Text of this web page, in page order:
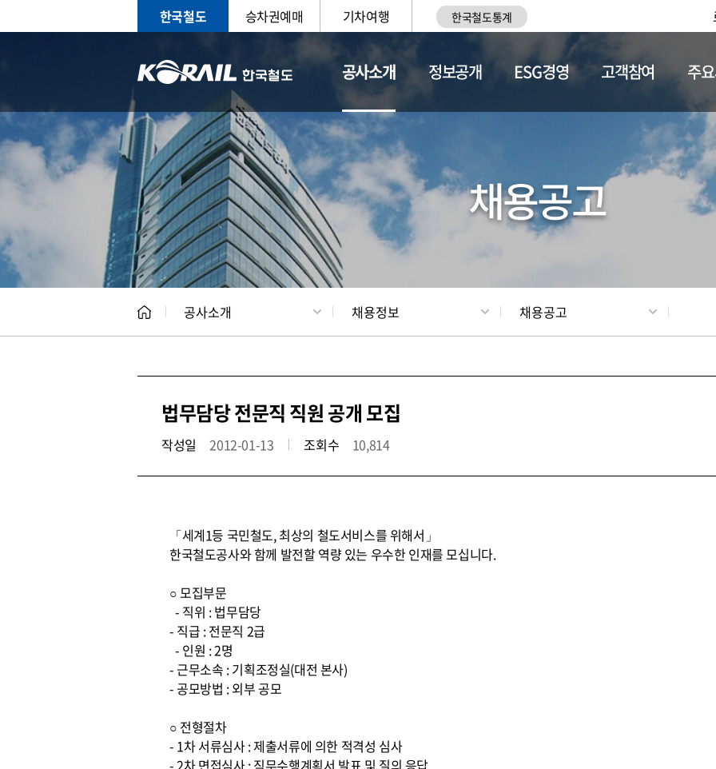
한국철도 승차권예매 기차여행 한국철도통계
공사소개
CEO 일반현황 채용정보
정보공개 ESG경영 고객참여 주
채용공고
공사소개 채용정보 채용공고
법무담당 전문직 직원 공개 모집
작성일 2012-01-13 조회수 10,814
「세계1등 국민철도, 최상의 철도서비스를 위해서」
한국철도공사와 함께 발전할 역량 있는 우수한 인재를 모십니다.
○ 모집부문
- 직위 : 법무담당
- 직급 : 전문직 2급
- 인원 : 2명
- 근무소속 : 기획조정실(대전 본사)
- 공모방법 : 외부 공모
○ 전형절차
- 1차 서류심사 : 제출서류에 의한 적격성 심사
- 2차 면접심사 : 직무수행계획서 발표 및 질의 응답